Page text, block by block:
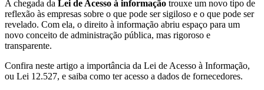
A chegada da Lei de Acesso à informação trouxe um novo tipo de
reflexão às empresas sobre o que pode ser sigiloso e o que pode ser
revelado. Com ela, o direito à informação abriu espaço para um
novo conceito de administração pública, mas rigoroso e
transparente.
Confira neste artigo a importância da Lei de Acesso à Informação,
ou Lei 12.527, e saiba como ter acesso a dados de fornecedores.